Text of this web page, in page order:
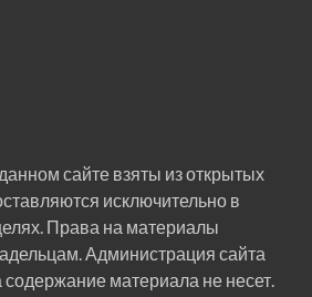
сайте взяты из открытых
исключительно в
Права на материалы
Администрация сайта
содержание материала не несет.